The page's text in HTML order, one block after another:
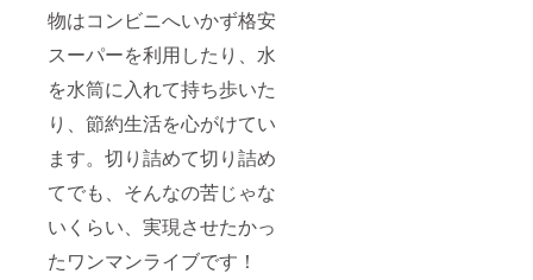
物はコンビニへいかず格安
スーパーを利用したり、水
を水筒に入れて持ち歩いた
り、節約生活を心がけてい
ます。切り詰めて切り詰め
てでも、そんなの苦じゃな
いくらい、実現させたかっ
たワンマンライブです！